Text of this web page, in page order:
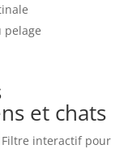
pelage
et chats
Filtre interactif pour